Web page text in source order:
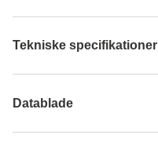
Tekniske specifikationer
Datablade